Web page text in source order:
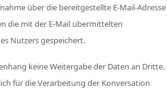
über die bereitgestellte E-Mail-Adresse
die mit der E-Mail übermittelten
Nutzers gespeichert.
keine Weitergabe der Daten an Dritte.
für die Verarbeitung der Konversation